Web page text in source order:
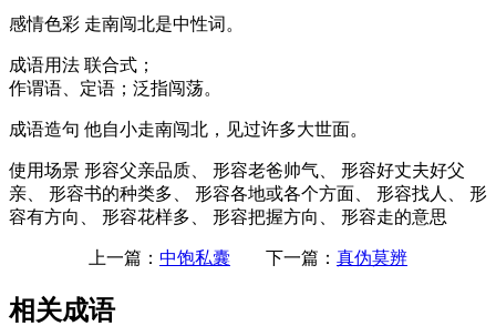
感情色彩 走南闯北是中性词。
成语用法 联合式；
作谓语、定语；泛指闯荡。
成语造句 他自小走南闯北，见过许多大世面。
使用场景 形容父亲品质、 形容老爸帅气、 形容好丈夫好父
亲、 形容书的种类多、 形容各地或各个方面、 形容找人、 形
容有方向、 形容花样多、 形容把握方向、 形容走的意思
上一篇： 中饱私囊 下一篇： 真伪莫辨
相关成语